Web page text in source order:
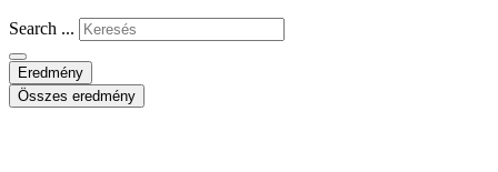
Search ...
Eredmény
Összes eredmény